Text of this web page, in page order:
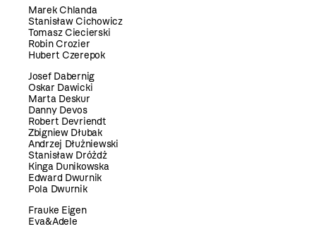
Marek Chlanda
Stanisław Cichowicz
Tomasz Ciecierski
Robin Crozier
Hubert Czerepok
Josef Dabernig
Oskar Dawicki
Marta Deskur
Danny Devos
Robert Devriendt
Zbigniew Dłubak
Andrzej Dłużniewski
Stanisław Dróżdż
Kinga Dunikowska
Edward Dwurnik
Pola Dwurnik
Frauke Eigen
Eva&Adele